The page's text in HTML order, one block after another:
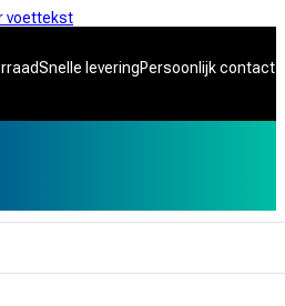
voettekst
Snelle leveringPersoonlijk contact